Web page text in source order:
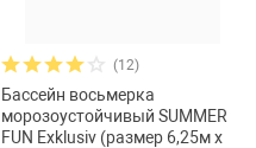
(12)
Бассейн восьмерка
морозоустойчивый SUMMER
FUN Exklusiv (размер 6,25м х